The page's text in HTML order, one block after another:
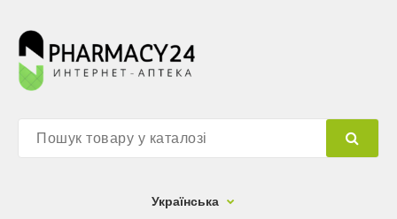
Українська